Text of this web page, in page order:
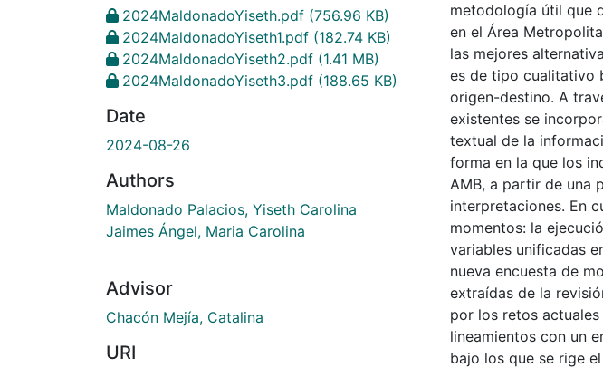
2024MaldonadoYiseth.pdf (756.96 KB)
2024MaldonadoYiseth1.pdf (182.74 KB)
2024MaldonadoYiseth2.pdf (1.41 MB)
2024MaldonadoYiseth3.pdf (188.65 KB)
Date
2024-08-26
Authors
Maldonado Palacios, Yiseth Carolina
Jaimes Ángel, Maria Carolina
Advisor
Chacón Mejía, Catalina
URI
metodología útil que
en el Área
las mejores
es de tipo cualitativo
origen-destino. A
existentes se
textual de la
forma en la que los
AMB, a partir de una
interpretaciones. En
momentos: la
variables unificadas
nueva encuesta de
extraídas de la
por los retos
lineamientos con un
bajo los que se rige